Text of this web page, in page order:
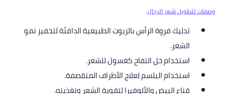
وصفات لتطويل شعر الرجال:
تدليك فروة الرأس بالزيوت الطبيعية الدافئة لتحفيز نمو
الشعر.
استخدام خل التفاح كغسول للشعر.
استخدام البلسم لعلاج الأطراف المتقصفة.
قناع البيض والألوفيرا لتقوية الشعر وتغذيته.